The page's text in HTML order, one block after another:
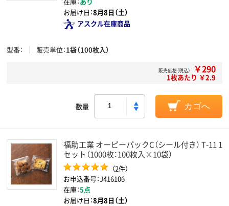
お届け日：8月8日（土）
アスクル在庫商品
型番 販売単位 1袋（100枚入）
販売価格（税込） ￥290
1枚あたり ￥2.9
数量 カゴへ
福助工業 オーピーパックC（シール付き） T-11 1
セット（1000枚：100枚入×10袋）
（2件）
お申込番号：J416106
在庫：5点
お届け日：8月8日（土）